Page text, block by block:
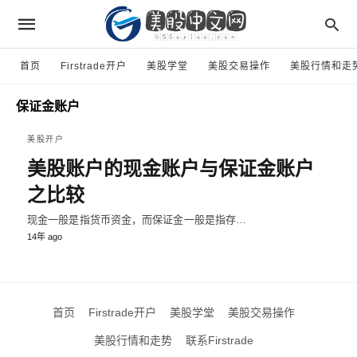
首页 Firstrade开户 美股学堂 美股交易操作 美股行情和走
保证金账户
美股开户
美股账户的现金账户与保证金账户
之比较
现金一般是指货币资金，而保证金一般是指存…
14年 ago
首页 Firstrade开户 美股学堂 美股交易操作
美股行情和走势 联系Firstrade